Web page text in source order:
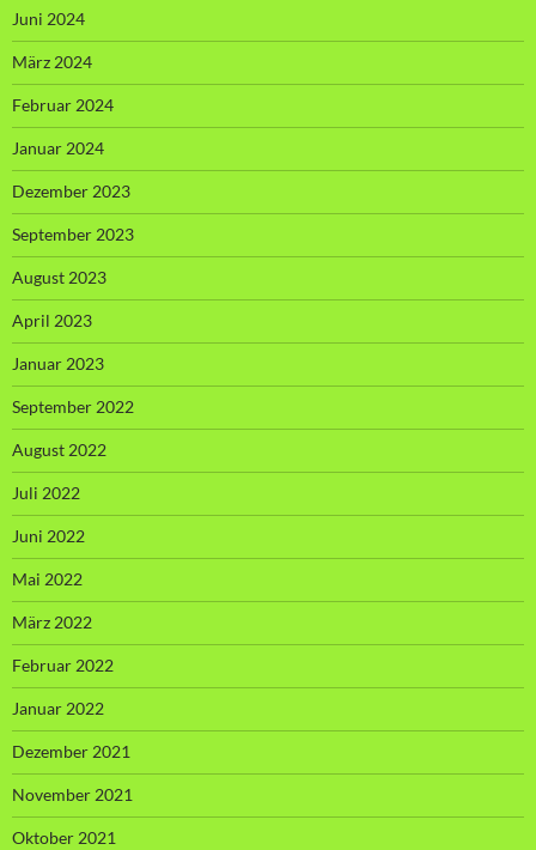
Juni 2024
März 2024
Februar 2024
Januar 2024
Dezember 2023
September 2023
August 2023
April 2023
Januar 2023
September 2022
August 2022
Juli 2022
Juni 2022
Mai 2022
März 2022
Februar 2022
Januar 2022
Dezember 2021
November 2021
Oktober 2021